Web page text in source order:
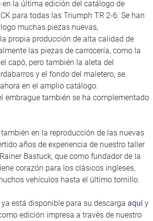
la última edición del catálogo de
para todas las Triumph TR 2-6. Se han
muchas piezas nuevas,
propia producción de alta calidad de
las piezas de carrocería, como la
capó, pero también la aleta del
y el fondo del maletero, se
en el amplio catálogo.
embrague también se ha complementado
en la reproducción de las nuevas
años de experiencia de nuestro taller
Bastuck, que como fundador de la
corazón para los clásicos ingleses,
vehículos hasta el último tornillo.
está disponible para su descarga aquí y
edición impresa a través de nuestro